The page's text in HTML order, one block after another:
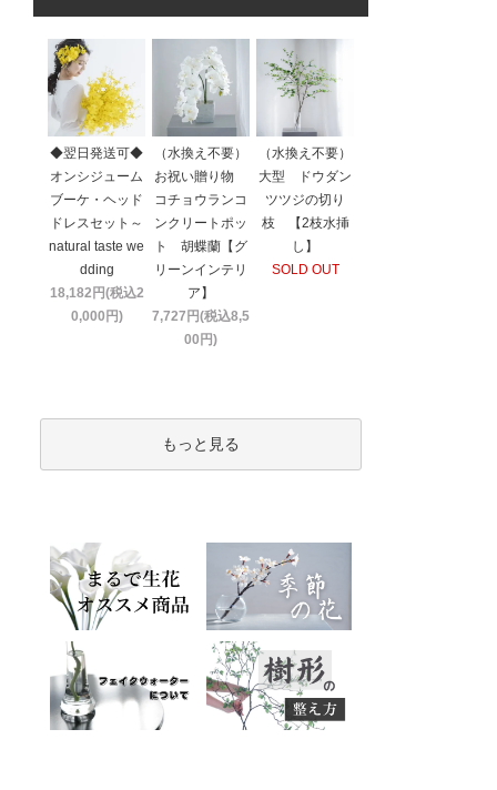
◆翌日発送可◆
オンシジューム
ブーケ・ヘッド
ドレスセット～
natural taste we
dding
18,182円(税込2
0,000円)
（水換え不要）
お祝い贈り物
コチョウランコ
ンクリートポッ
ト 胡蝶蘭【グ
リーンインテリ
ア】
7,727円(税込8,5
00円)
（水換え不要）
大型 ドウダン
ツツジの切り
枝 【2枝水挿
し】
SOLD OUT
もっと見る